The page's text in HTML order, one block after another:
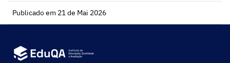
Publicado em 21 de Mai 2026